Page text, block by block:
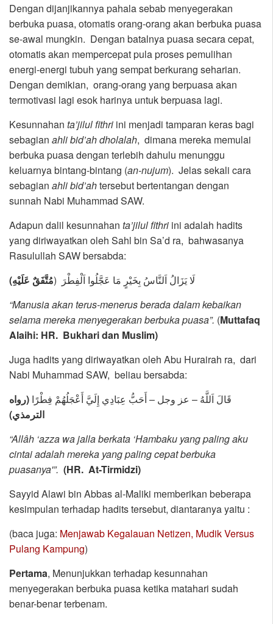
Dengan dijanjikannya pahala sebab menyegerakan
berbuka puasa, otomatis orang-orang akan berbuka puasa
se-awal mungkin. Dengan batalnya puasa secara cepat,
otomatis akan mempercepat pula proses pemulihan
energi-energi tubuh yang sempat berkurang seharian.
Dengan demikian, orang-orang yang berpuasa akan
termotivasi lagi esok harinya untuk berpuasa lagi.
Kesunnahan ta’jilul fithri ini menjadi tamparan keras bagi
sebagian ahli bid’ah dholalah, dimana mereka memulai
berbuka puasa dengan terlebih dahulu menunggu
keluarnya bintang-bintang (an-nujum). Jelas sekali cara
sebagian ahli bid’ahtersebut bertentangan dengan
sunnah Nabi Muhammad SAW.
Adapun dalil kesunnahan ta’jilul fithri ini adalah hadits
yang diriwayatkan oleh Sahl bin Sa’d ra, bahwasanya
Rasulullah SAW bersabda:
لَا يَزَالُ اَلنَّاسُ بِخَيْرٍ مَا عَجَّلُوا اَلْفِطْرَ (مُتَّفَقٌ عَلَيْهِ)
“Manusia akan terus-menerus berada dalam kebaikan
selama mereka menyegerakan berbuka puasa”. (Muttafaq
Alaihi: HR. Bukhari dan Muslim)
Juga hadits yang diriwayatkan oleh Abu Hurairah ra, dari
Nabi Muhammad SAW, beliau bersabda:
قَالَ اَللَّهُ – عز وجل – أَحَبُّ عِبَادِي إِلَيَّ أَعْجَلُهُمْ فِطْرًا (رواه
الترمذي)
“Allâh ‘azza wa jalla berkata ‘Hambaku yang paling aku
cintai adalah mereka yang paling cepat berbuka
puasanya'”. (HR. At-Tirmidzi)
Sayyid Alawi bin Abbas al-Maliki memberikan beberapa
kesimpulan terhadap hadits tersebut, diantaranya yaitu :
(baca juga: Menjawab Kegalauan Netizen, Mudik Versus
Pulang Kampung)
Pertama, Menunjukkan terhadap kesunnahan
menyegerakan berbuka puasa ketika matahari sudah
benar-benar terbenam.